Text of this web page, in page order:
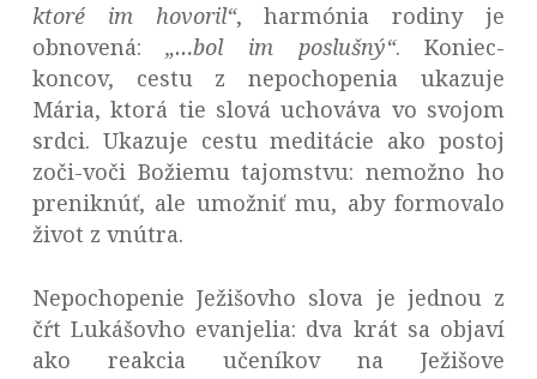
ktoré im hovoril“, harmónia rodiny je
obnovená:„…bol im poslušný“. Koniec-
koncov, cestu z nepochopenia ukazuje
Mária, ktorá tie slová uchováva vo svojom
srdci. Ukazuje cestu meditácie ako postoj
zoči-voči Božiemu tajomstvu: nemožno ho
preniknúť, ale umožniť mu, aby formovalo
život z vnútra.
Nepochopenie Ježišovho slova je jednou z
čŕt Lukášovho evanjelia: dva krát sa objaví
ako reakcia učeníkov na Ježišove